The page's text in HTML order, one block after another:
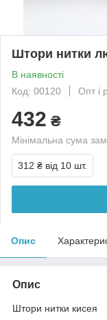
Штори нитки
В наявності
Код: 00120
Опт і
432 ₴
Мінімальна сума
312 ₴ від 10 шт.
Опис
Опис
Штори нитки кисея